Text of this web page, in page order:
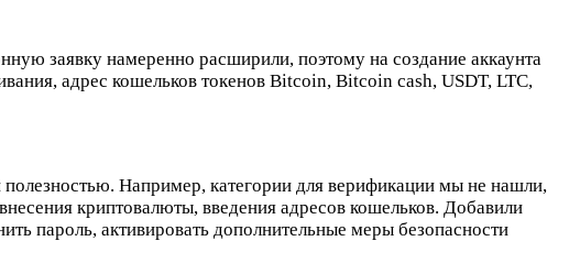
заявку намеренно расширили, поэтому на создание аккаунта
адрес кошельков токенов Bitcoin, Bitcoin cash, USDT, LTC,
Например, категории для верификации мы не нашли,
криптовалюты, введения адресов кошельков. Добавили
пароль, активировать дополнительные меры безопасности